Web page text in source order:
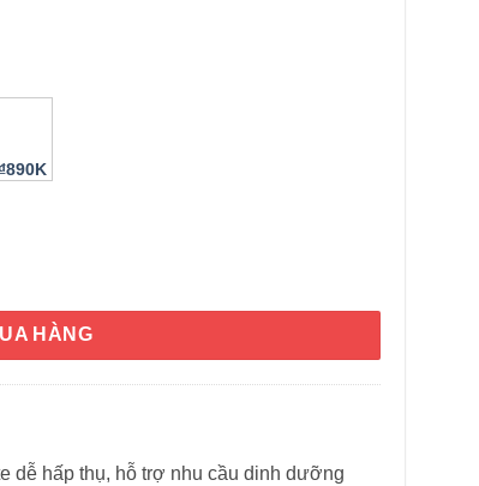
₫890K
Magnesium Citrate 250mg High Absorption 120
HÀNG
dễ hấp thụ, hỗ trợ nhu cầu dinh dưỡng